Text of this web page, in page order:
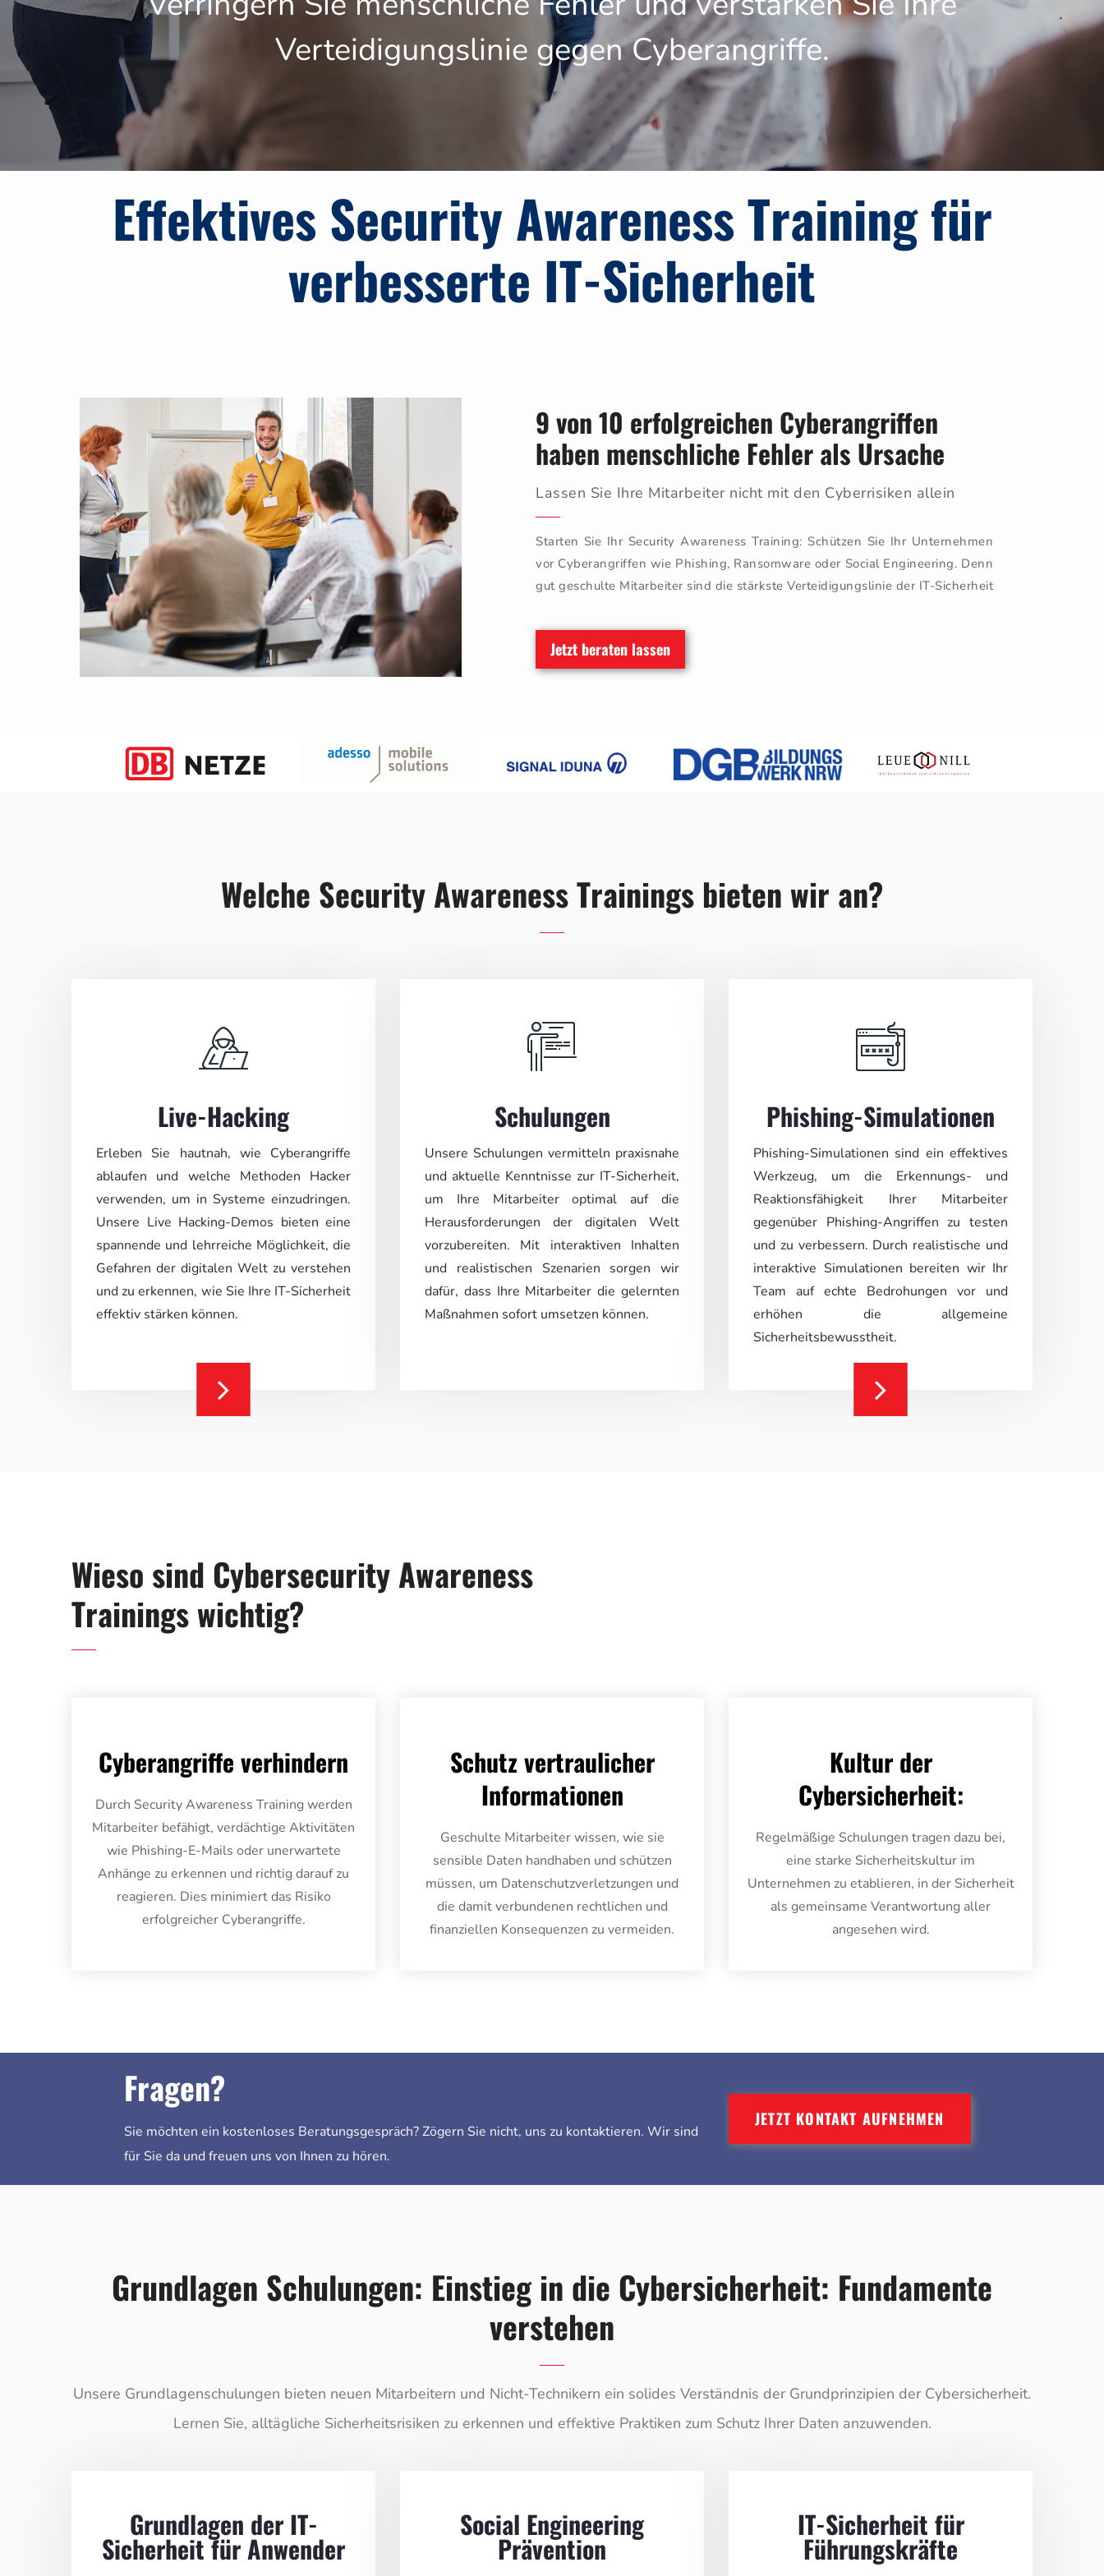
Verteidigungslinie gegen Cyberangriffe.
Effektives Security Awareness Training für
verbesserte IT-Sicherheit
9 von 10 erfolgreichen Cyberangriffen
haben menschliche Fehler als Ursache
Lassen Sie Ihre Mitarbeiter nicht mit den Cyberrisiken allein
Starten Sie Ihr Security Awareness Training: Schützen Sie Ihr Unternehmen
vor Cyberangriffen wie Phishing, Ransomware oder Social Engineering. Denn
gut geschulte Mitarbeiter sind die stärkste Verteidigungslinie der IT-Sicherheit
Jetzt beraten lassen
Welche Security Awareness Trainings bieten wir an?
Live-Hacking
Erleben Sie hautnah, wie Cyberangriffe
ablaufen und welche Methoden Hacker
verwenden, um in Systeme einzudringen.
Unsere Live Hacking-Demos bieten eine
spannende und lehrreiche Möglichkeit, die
Gefahren der digitalen Welt zu verstehen
und zu erkennen, wie Sie Ihre IT-Sicherheit
effektiv stärken können.
Schulungen
Unsere Schulungen vermitteln praxisnahe
und aktuelle Kenntnisse zur IT-Sicherheit,
um Ihre Mitarbeiter optimal auf die
Herausforderungen der digitalen Welt
vorzubereiten. Mit interaktiven Inhalten
und realistischen Szenarien sorgen wir
dafür, dass Ihre Mitarbeiter die gelernten
Maßnahmen sofort umsetzen können.
Phishing-Simulationen
Phishing-Simulationen sind ein effektives
Werkzeug, um die Erkennungs- und
Reaktionsfähigkeit Ihrer Mitarbeiter
gegenüber Phishing-Angriffen zu testen
und zu verbessern. Durch realistische und
interaktive Simulationen bereiten wir Ihr
Team auf echte Bedrohungen vor und
erhöhen die allgemeine
Sicherheitsbewusstheit.
Wieso sind Cybersecurity Awareness
Trainings wichtig?
Cyberangriffe verhindern
Durch Security Awareness Training werden
Mitarbeiter befähigt, verdächtige Aktivitäten
wie Phishing-E-Mails oder unerwartete
Anhänge zu erkennen und richtig darauf zu
reagieren. Dies minimiert das Risiko
erfolgreicher Cyberangriffe.
Schutz vertraulicher
Informationen
Geschulte Mitarbeiter wissen, wie sie
sensible Daten handhaben und schützen
müssen, um Datenschutzverletzungen und
die damit verbundenen rechtlichen und
finanziellen Konsequenzen zu vermeiden.
Kultur der
Cybersicherheit:
Regelmäßige Schulungen tragen dazu bei,
eine starke Sicherheitskultur im
Unternehmen zu etablieren, in der Sicherheit
als gemeinsame Verantwortung aller
angesehen wird.
Fragen?
Sie möchten ein kostenloses Beratungsgespräch? Zögern Sie nicht, uns zu kontaktieren. Wir sind
für Sie da und freuen uns von Ihnen zu hören.
JETZT KONTAKT AUFNEHMEN
Grundlagen Schulungen: Einstieg in die Cybersicherheit: Fundamente
verstehen
Unsere Grundlagenschulungen bieten neuen Mitarbeitern und Nicht-Technikern ein solides Verständnis der Grundprinzipien der Cybersicherheit.
Lernen Sie, alltägliche Sicherheitsrisiken zu erkennen und effektive Praktiken zum Schutz Ihrer Daten anzuwenden.
Grundlagen der IT-
Sicherheit für Anwender
Social Engineering
Prävention
IT-Sicherheit für
Führungskräfte